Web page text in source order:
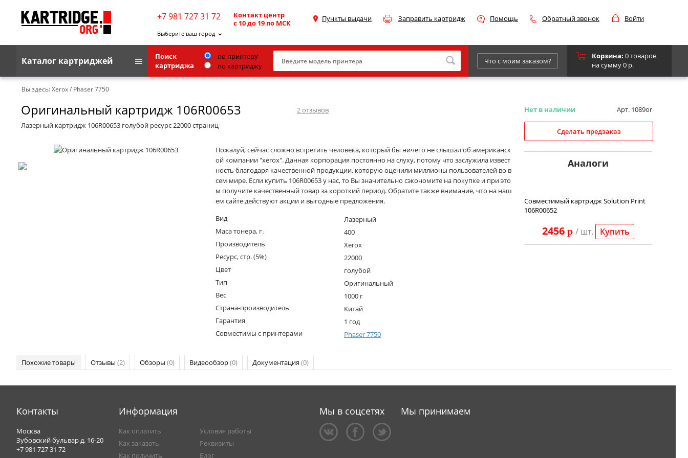
+7 981 727 31 72
Контакт центр
с 10 до 19 по МСК
Выберите ваш город
Пункты выдачи Заправить картридж Помощь Обратный звонок Войти
Каталог картриджей
Brother
G&G
Kodak
Lexmark
Samsung
Sharp
Xerox
Для франкировальной машины
Тонер и девелопер
Поиск
картриджа
по принтеру
по картриджу
Что с моим заказом?
Корзина: 0 товаров
на сумму 0 р.
Вы здесь:Xerox/ Phaser 7750
Оригинальный картридж 106R00653 2отзывов
Лазерный картридж 106R00653 голубой ресурс 22000 страниц
Пожалуй, сейчас сложно встретить человека, который бы ничего не слышал об американск
ой компании "xerox". Данная корпорация постоянно на слуху, потому что заслужила извест
ность благодаря качественной продукции, которую оценили миллионы пользователей во в
сем мире. Если купить 106R00653 у нас, то Вы значительно сэкономите на покупке и при это
м получите качественный товар за короткий период. Обратите также внимание, что на наш
ем сайте действуют акции и выгодные предложения.
Вид
Лазерный
Маса тонера, г.
400
Производитель
Xerox
Ресурс, стр. (5%)
22000
Цвет
голубой
Тип
Оригинальный
Вес
1000 г
Страна-производитель
Китай
Гарантия
1 год
Совместимы с принтерами
Phaser 7750
Нет в наличии Арт. 1089or
Сделать предзаказ
Аналоги
Совместимый картридж Solution Print
106R00652
2456p / шт. Купить
Похожие товары Отзывы (2) Обзоры (0) Видеообзор(0) Документация (0)
Контакты
Москва
Зубовский бульвар д. 16-20
+7 981 727 31 72
Информация
Как оплатить
Как заказать
Как получить
Условия работы
Реквизиты
Блог
Мы в соцсетях Мы принимаем